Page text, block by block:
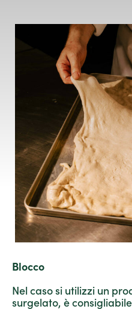
Blocco
Nel caso si utilizzi un
surgelato, è